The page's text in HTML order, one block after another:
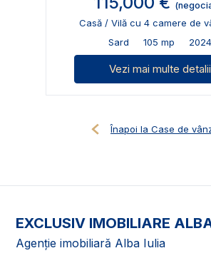
Casă / Vilă cu 4 camere de
Sard
105 mp 2024
Vezi mai multe detalii
Înapoi la Case de
EXCLUSIV IMOBILIARE
Agenție imobiliară Alba Iulia